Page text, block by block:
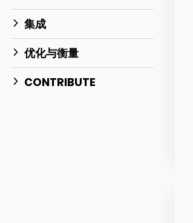
集成
优化与衡量
CONTRIBUTE